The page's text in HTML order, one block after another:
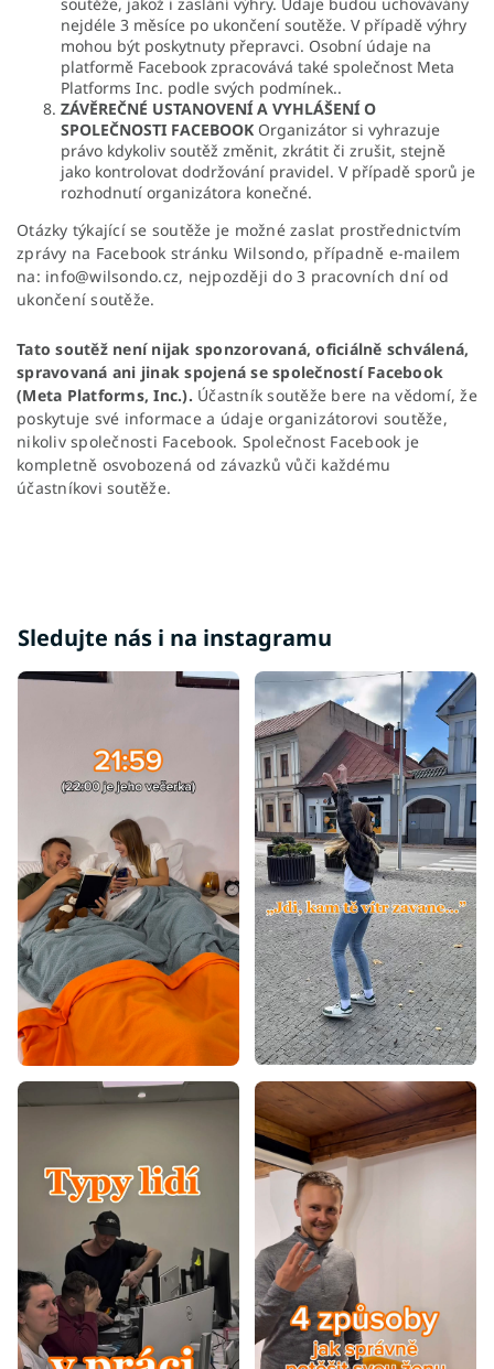
soutěže, jakož i zaslání výhry. Údaje budou uchovávány
nejdéle 3 měsíce po ukončení soutěže. V případě výhry
mohou být poskytnuty přepravci. Osobní údaje na
platformě Facebook zpracovává také společnost Meta
Platforms Inc. podle svých podmínek..
ZÁVĚREČNÉ USTANOVENÍ A VYHLÁŠENÍ O
SPOLEČNOSTI FACEBOOK Organizátor si vyhrazuje
právo kdykoliv soutěž změnit, zkrátit či zrušit, stejně
jako kontrolovat dodržování pravidel. V případě sporů je
rozhodnutí organizátora konečné.
Otázky týkající se soutěže je možné zaslat prostřednictvím
zprávy na Facebook stránku Wilsondo, případně e-mailem
na: info@wilsondo.cz, nejpozději do 3 pracovních dní od
ukončení soutěže.
Tato soutěž není nijak sponzorovaná, oficiálně schválená,
spravovaná ani jinak spojená se společností Facebook
(Meta Platforms, Inc.). Účastník soutěže bere na vědomí, že
poskytuje své informace a údaje organizátorovi soutěže,
nikoliv společnosti Facebook. Společnost Facebook je
kompletně osvobozená od závazků vůči každému
účastníkovi soutěže.
Sledujte nás i na instagramu